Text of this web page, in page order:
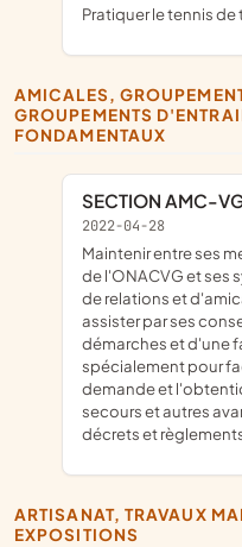
pratiquer le tennis
AMICALES, GROUPEMENTS AFFINITAIRES,
GROUPEMENTS
FONDAMENTAUX
SECTION AMC-
2022-04-28
Maintenir entre ses membres adhérents ressortissants
de l'ONACVG et ses
de relations et
assister par ses
démarches et d'une
spécialement pour
demande et
secours et autres
décrets et
ARTISANAT, TRAVAUX MANUELS, BRICOLAGE,
EXPOSITIONS